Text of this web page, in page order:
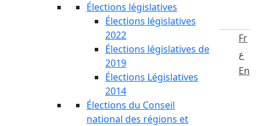
Élections législatives
Élections législatives
2022
Élections législatives de
2019
Élections Législatives
2014
Élections du Conseil
national des régions et
Fr
ع
En